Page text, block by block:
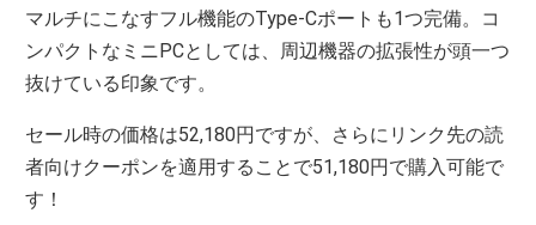
マルチにこなすフル機能のType-Cポートも1つ完備。コ
ンパクトなミニPCとしては、周辺機器の拡張性が頭一つ
抜けている印象です。
セール時の価格は52,180円ですが、さらにリンク先の読
者向けクーポンを適用することで51,180円で購入可能で
す！